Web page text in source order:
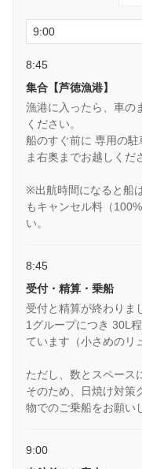
8:45
集合【芦徳漁港】
漁港に入ったら、車の
ください。
船のすぐ前に 専用の
ま右奥までお越しくだ
※出航時間になると船
もキャンセル料（
い。
8:45
受付・精算・乗船
受付と精算が終わりま
1グループにつき 30L
ています（小さめのリ
ただし、数とスペース
そのため、日焼け対策
物でのご乗船をお願い
9:00